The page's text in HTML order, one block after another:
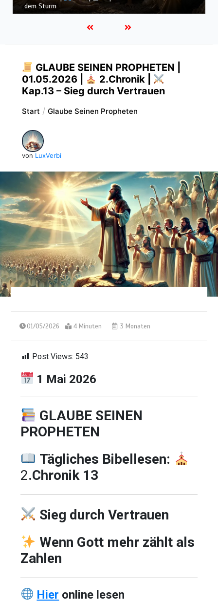
Könige |
Kap. 16 : Der Untergang des Hauses Ahab
GLAUBE SEINEN PROPHETEN |
01.05.2026 |
2.Chronik |
Kap.13 – Sieg durch Vertrauen
Start Glaube Seinen Propheten
von LuxVerbi
01/05/2026 4 Minuten 3 Monaten
Post Views: 543
1 Mai 2026
GLAUBE SEINEN
PROPHETEN
Tägliches Bibellesen:
2.Chronik 13
Sieg durch Vertrauen
Wenn Gott mehr zählt als
Zahlen
Hier online lesen